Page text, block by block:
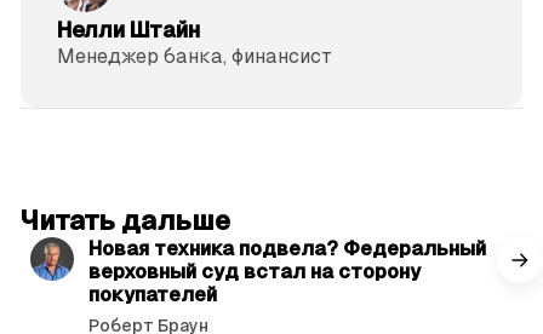
Нелли Штайн
Менеджер банка, фи­нансист
Читать дальше
Новая техника подвела? Федеральный
верховный суд встал на сторону
покупателей
Роберт Браун